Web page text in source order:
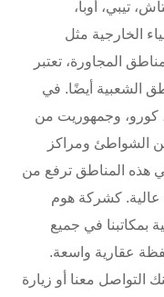
تيبي، أوبا،
الخارجية مثل
المجاورة، تعتبر
الشعبية أيضًا. في
كورو، وجمهوريت من
من الشواطئ ومراكز
هذه المناطق ترفع من
عالية. كشركة هوم
بمكاتبنا في جميع
عقارية واسعة.
التواصل معنا أو زيارة